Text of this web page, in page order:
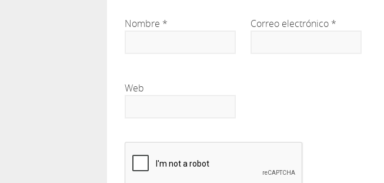
Nombre * Correo electrónico *
Web